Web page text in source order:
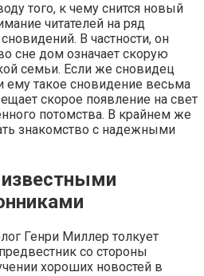
того, к чему снится новый
читателей на ряд
В частности, он
сне дом означает скорую
семьи. Если же сновидец
ему такое сновидение весьма
скорое появление на свет
потомства. В крайнем же
знакомство с надежными
известными
Генри Миллер толкует
со стороны
хороших новостей в